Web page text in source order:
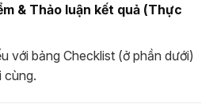
& Thảo luận kết quả (Thực
với bảng Checklist (ở phần dưới)
cùng.